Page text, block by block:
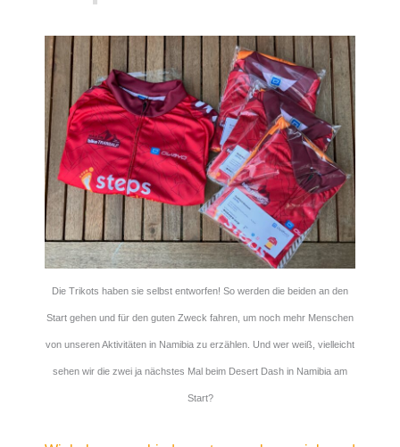
Die Trikots haben sie selbst entworfen! So werden die beiden an den
Start gehen und für den guten Zweck fahren, um noch mehr Menschen
von unseren Aktivitäten in Namibia zu erzählen. Und wer weiß, vielleicht
sehen wir die zwei ja nächstes Mal beim Desert Dash in Namibia am
Start?